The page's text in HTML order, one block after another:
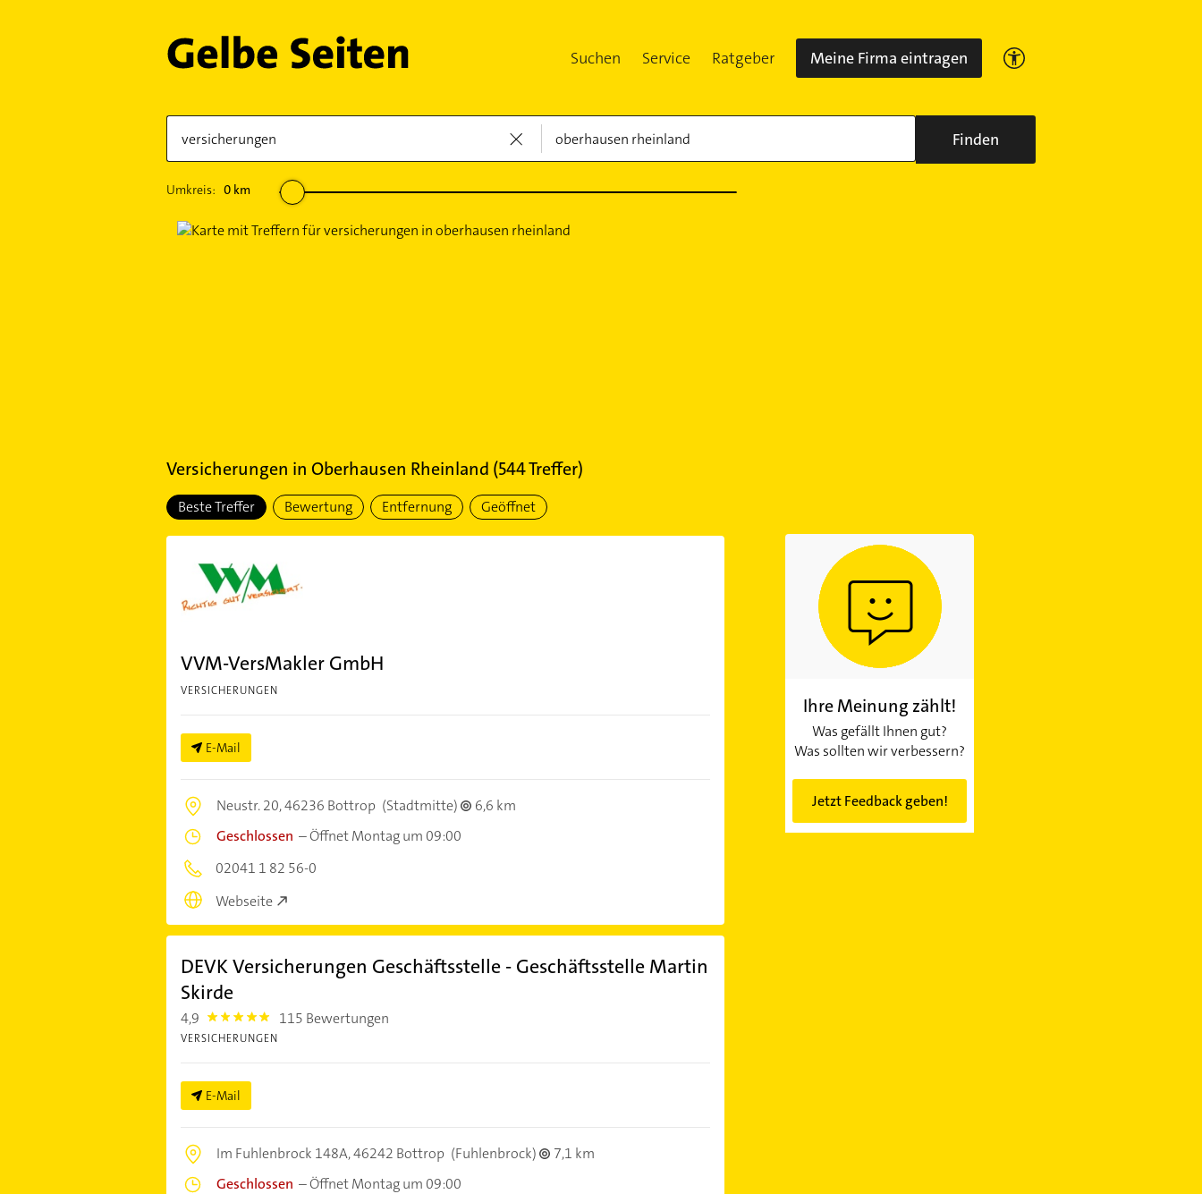
Suchen Service Ratgeber Meine Firma eintragen
Finden
Umkreis: 0km
Versicherungen in Oberhausen Rheinland (544Treffer)
Beste Treffer Bewertung Entfernung Geöffnet
VVM-VersMakler GmbH
VERSICHERUNGEN
E-Mail
Neustr. 20,46236 Bottrop (Stadtmitte)
6,6 km
Geschlossen –Öffnet Montag um 09:00
02041 1 82 56-0
Webseite
DEVK Versicherungen Geschäftsstelle - Geschäftsstelle Martin
Skirde
4,9 4.9 115 Bewertungen
VERSICHERUNGEN
E-Mail
Im Fuhlenbrock 148A,46242 Bottrop (Fuhlenbrock)
7,1 km
Geschlossen –Öffnet Montag um 09:00
Ihre Meinung zählt!
Was gefällt Ihnen gut?
Was sollten wir verbessern?
Jetzt Feedback geben!